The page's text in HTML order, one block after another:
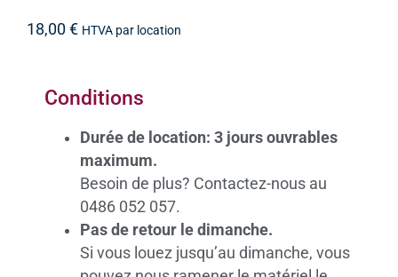
18,00 € HTVA par location
Conditions
Durée de location: 3 jours ouvrables
maximum.
Besoin de plus? Contactez-nous au
0486 052 057.
Pas de retour le dimanche.
Si vous louez jusqu’au dimanche, vous